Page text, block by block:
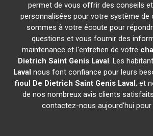
permet de vous offrir des conseils
personnalisées pour votre système de
sommes à votre écoute pour
questions et vous fournir des
maintenance et l'entretien de votre
Dietrich Saint Genis Laval. Les
Laval nous font confiance pour leurs
fioul De Dietrich Saint Genis Laval, et
de nos nombreux avis clients
contactez-nous aujourd'hui